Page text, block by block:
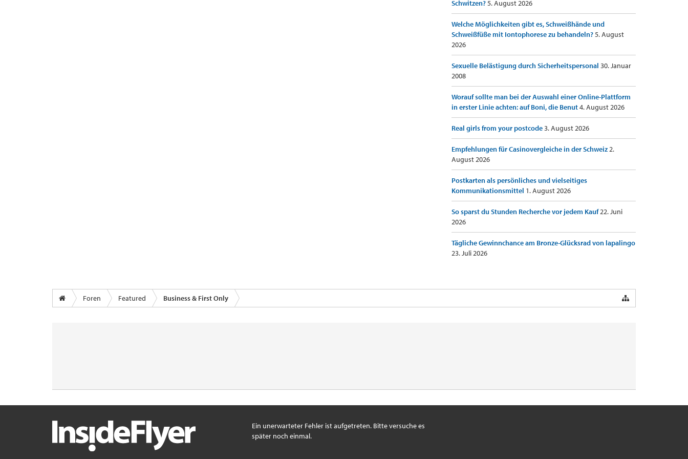
Schwitzen?5. August 2026
Welche Möglichkeiten gibt es, Schweißhände und
Schweißfüße mit Iontophorese zu behandeln?5. August
2026
Sexuelle Belästigung durch Sicherheitspersonal 30. Januar
2008
Worauf sollte man bei der Auswahl einer Online-Plattform
in erster Linie achten: auf Boni, die Benut4. August 2026
Real girls from your postcode3. August 2026
Empfehlungen für Casinovergleiche in der Schweiz2.
August 2026
Postkarten als persönliches und vielseitiges
Kommunikationsmittel 1. August 2026
So sparst du Stunden Recherche vor jedem Kauf22. Juni
2026
Tägliche Gewinnchance am Bronze-Glücksrad von lapalingo
23. Juli 2026
Foren Featured Business & First Only
Ein unerwarteter Fehler ist aufgetreten. Bitte versuche es
später noch einmal.